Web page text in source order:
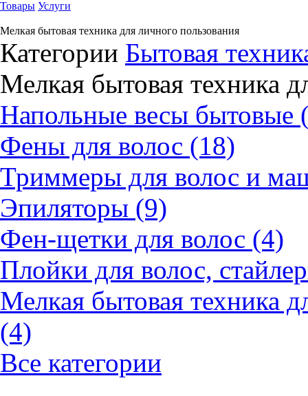
Товары Услуги
Мелкая бытовая техника для личного пользования
Категории Бытовая
Мелкая бытовая техника
Напольные весы бытовые
Фены для волос (18)
Триммеры для волос и
Эпиляторы (9)
Фен-щетки для волос (4)
Плойки для волос,
Мелкая бытовая техника
(4)
Все категории